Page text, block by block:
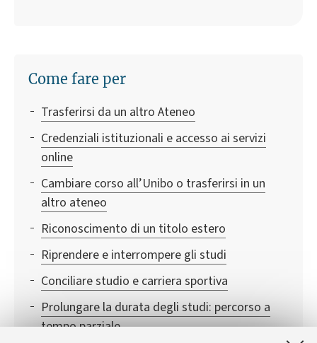
Come fare per
Trasferirsi da un altro Ateneo
Credenziali istituzionali e accesso ai servizi
online
Cambiare corso all’Unibo o trasferirsi in un
altro ateneo
Riconoscimento di un titolo estero
Riprendere e interrompere gli studi
Conciliare studio e carriera sportiva
Prolungare la durata degli studi: percorso a
tempo parziale